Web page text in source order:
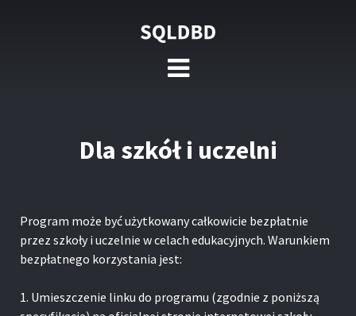
Dla szkół i uczelni
Program może być użytkowany całkowicie bezpłatnie
przez szkoły i uczelnie w celach edukacyjnych. Warunkiem
bezpłatnego korzystania jest:
1. Umieszczenie linku do programu (zgodnie z poniższą